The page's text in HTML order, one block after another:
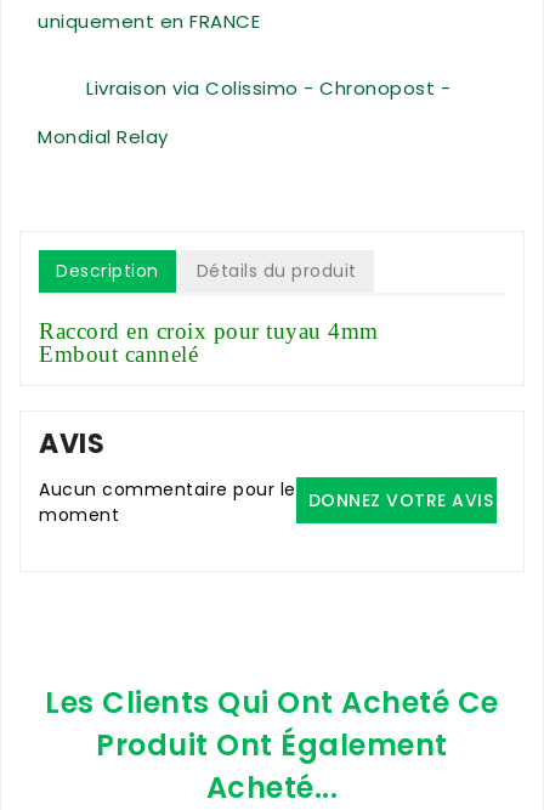
uniquement en FRANCE
Livraison via Colissimo - Chronopost -
Mondial Relay
Description Détails du produit
Raccord en croix pour tuyau 4mm
Embout cannelé
AVIS
DONNEZ VOTRE AVIS
Aucun commentaire pour le
moment
Les Clients Qui Ont Acheté Ce
Produit Ont Également
Acheté...